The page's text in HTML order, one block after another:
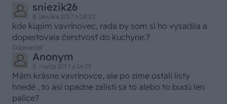
sniezik26
8. januára 2017 o 18:22
kde kupim vavrínovec, rada by som si ho vysadila a
dopestovala čerstvosť do kuchyne.?
Odpovedať
Anonym
5. marca 2017 o 16:01
Mám krásne vavrínovce, ale po zime ostali listy
hnedé , to asi opadne zalistí sa to alebo to budú len
palice?